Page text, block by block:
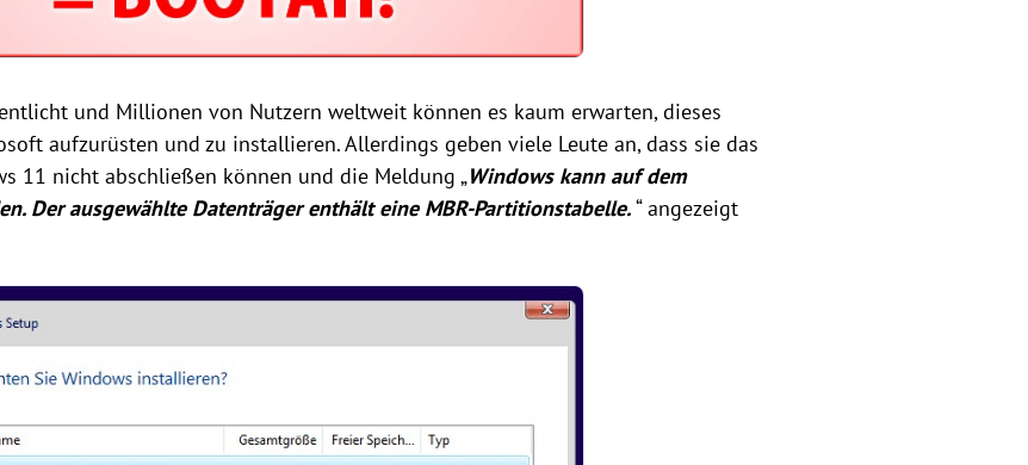
und Millionen von Nutzern weltweit können es kaum erwarten, dieses
aufzurüsten und zu installieren. Allerdings geben viele Leute an, dass sie das
11 nicht abschließen können und die Meldung „Windows kann auf dem
Der ausgewählte Datenträger enthält eine MBR-Partitionstabelle.“ angezeigt